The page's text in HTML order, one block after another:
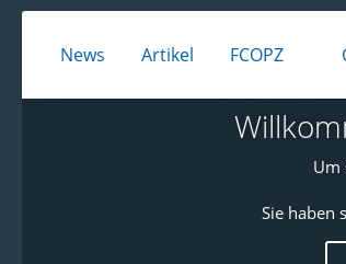
News Artikel FCOPZ
Um
Sie haben